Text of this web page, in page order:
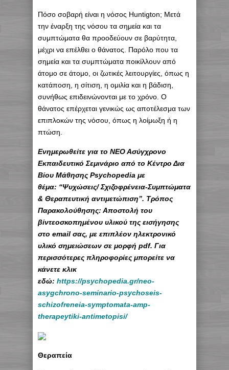
Πόσο σοβαρή είναι η νόσος Huntigton; Μετά
την έναρξη της νόσου τα σημεία και τα
συμπτώματα θα προοδεύουν σε βαρύτητα,
μέχρι να επέλθει ο θάνατος. Παρόλο που τα
σημεία και τα συμπτώματα ποικίλλουν από
άτομο σε άτομο, οι ζωτικές λειτουργίες, όπως η
κατάποση, η σίτιση, η ομιλία και η βάδιση,
συνήθως επιδεινώνονται με το χρόνο. Ο
θάνατος επέρχεται γενικώς ως αποτέλεσμα των
επιπλοκών της νόσου, όπως η λοίμωξη ή η
πτώση.
Eνημερωθείτε για το ΝΕΟ Ασύγχρονο
Εκπαιδευτικό Σεμινάριο από το Κέντρο Δια
Βίου Μάθησης Psychopedia με
θέμα: “Ψυχώσεις/ Σχιζοφρένεια-Συμπτώματα
& Θεραπευτική αντιμετώπιση”. Τρόπος
Παρακολούθησης: Αποστολή του
βίντεοσκοπημένου υλικού της εισήγησης
στο email σας, με επιπλέον ηλεκτρονικό
υλικό σημειώσεων σε μορφή pdf. Για
περισσότερες πληροφορίες μπορείτε να
κάνετε κλικ
εδώ: https://psychopedia.gr/neo-
asygchrono-seminario-psychoseis-
schizofreneia-symptomata-amp-
therapeytiki-antimetopisi/
Θεραπεία